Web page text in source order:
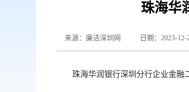
珠海华
来源：廉洁深圳网 日期：2023-12-
珠海华润银行深圳分行企业金融二